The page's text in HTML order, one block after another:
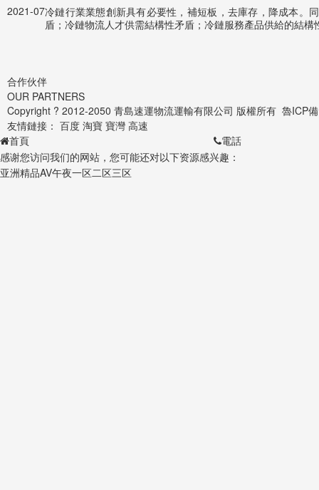
2021-07冷鏈行業業態創新具有必要性，補短板，去庫存，降成本。
盾；冷鏈物流人才供需結構性矛盾；冷鏈服務產品供給的結
合作伙伴
OUR PARTNERS
Copyright ? 2012-2050 青島速運物流運輸有限公司 版權所有 魯ICP
友情鏈接： 百度 淘寶 寶灣 高速
首頁
電話
感谢您访问我们的网站，您可能还对以下资源感兴趣：
亚洲精品AV午夜一区二区三区